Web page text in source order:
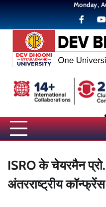
content
Monday,
ISRO के चेयरमैन
अंतरराष्ट्रीय